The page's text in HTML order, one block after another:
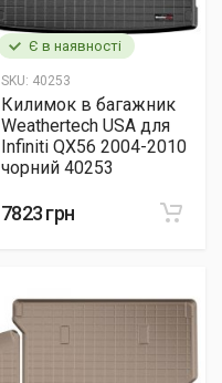
Є в наявності
SKU: 40253
Килимок в багажник
Weathertech USA для
Infiniti QX56 2004-2010
чорний 40253
7823 грн